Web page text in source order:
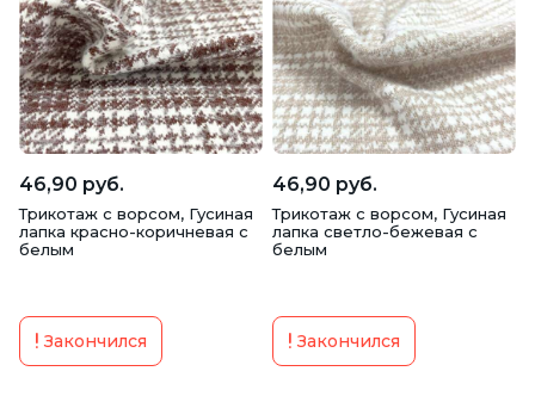
46,90 руб.
Трикотаж с ворсом, Гусиная
лапка красно-коричневая с
белым
Закончился
46,90 руб.
Трикотаж с ворсом, Гусиная
лапка светло-бежевая с
белым
Закончился